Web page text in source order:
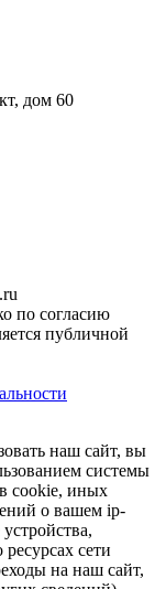
дом 60
по согласию
публичной
наш cайт, вы
системы
cookie, иных
о вашем ip-
сети
на наш сайт,